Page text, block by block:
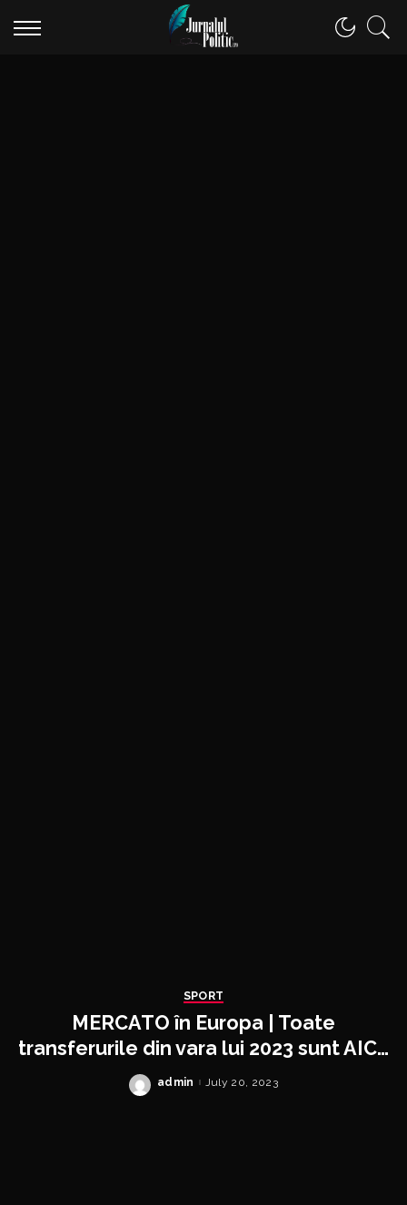
SPORT
MERCATO în Europa | Toate
transferurile din vara lui 2023 sunt AICI!
Declan Rice a semnat cu Arsenal
Posted
admin July 20, 2023